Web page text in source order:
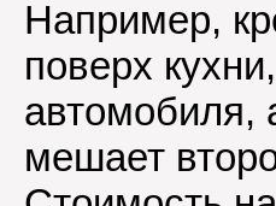
Например,
поверх
автомобиля,
мешает